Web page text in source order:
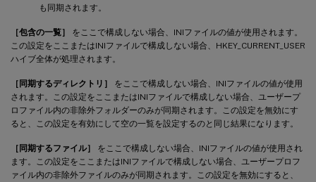
も同期されます。
［包含の一覧］
をここで構成しない場合、INIファイルの値が使用されます。
この設定をここまたはINIファイルで構成しない場合、HKEY_CURRENT_USER
ハイブ全体が処理されます。
［同期するディレクトリ］
をここで構成しない場合、INIファイルの値が使用
されます。この設定をここまたはINIファイルで構成しない場合、ユーザープ
ロファイル内の非除外フォルダーのみが同期されます。この設定を無効にす
ると、この設定を有効にして空の一覧を設定するのと同じ結果になります。
［同期するファイル］
をここで構成しない場合、INIファイルの値が使用され
ます。この設定をここまたはINIファイルで構成しない場合、ユーザープロフ
ァイル内の非除外ファイルのみが同期されます。この設定を無効にすると、